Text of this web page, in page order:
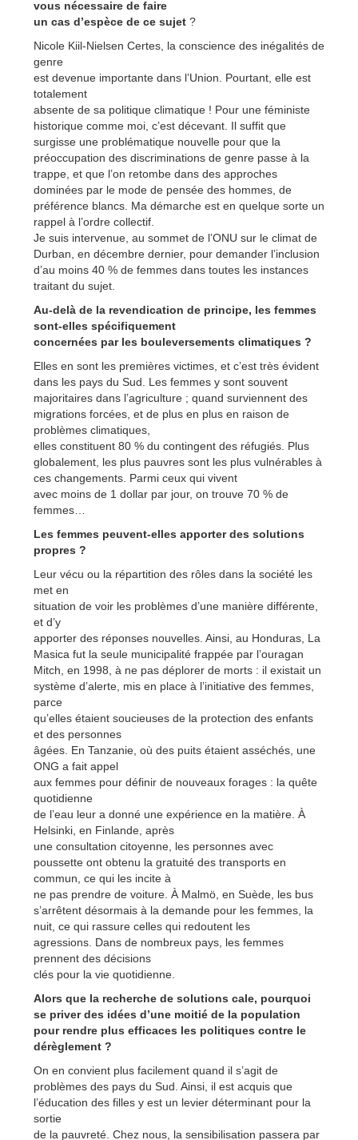
vous nécessaire de faire
un cas d’espèce de ce sujet ?
Nicole Kiil-Nielsen Certes, la conscience des inégalités de
genre
est devenue importante dans l’Union. Pourtant, elle est
totalement
absente de sa politique climatique ! Pour une féministe
historique comme moi, c’est décevant. Il suffit que
surgisse une problématique nouvelle pour que la
préoccupation des discriminations de genre passe à la
trappe, et que l’on retombe dans des approches
dominées par le mode de pensée des hommes, de
préférence blancs. Ma démarche est en quelque sorte un
rappel à l’ordre collectif.
Je suis intervenue, au sommet de l’ONU sur le climat de
Durban, en décembre dernier, pour demander l’inclusion
d’au moins 40 % de femmes dans toutes les instances
traitant du sujet.
Au-delà de la revendication de principe, les femmes
sont-elles spécifiquement
concernées par les bouleversements climatiques ?
Elles en sont les premières victimes, et c’est très évident
dans les pays du Sud. Les femmes y sont souvent
majoritaires dans l’agriculture ; quand surviennent des
migrations forcées, et de plus en plus en raison de
problèmes climatiques,
elles constituent 80 % du contingent des réfugiés. Plus
globalement, les plus pauvres sont les plus vulnérables à
ces changements. Parmi ceux qui vivent
avec moins de 1 dollar par jour, on trouve 70 % de
femmes…
Les femmes peuvent-elles apporter des solutions
propres ?
Leur vécu ou la répartition des rôles dans la société les
met en
situation de voir les problèmes d’une manière différente,
et d’y
apporter des réponses nouvelles. Ainsi, au Honduras, La
Masica fut la seule municipalité frappée par l’ouragan
Mitch, en 1998, à ne pas déplorer de morts : il existait un
système d’alerte, mis en place à l’initiative des femmes,
parce
qu’elles étaient soucieuses de la protection des enfants
et des personnes
âgées. En Tanzanie, où des puits étaient asséchés, une
ONG a fait appel
aux femmes pour définir de nouveaux forages : la quête
quotidienne
de l’eau leur a donné une expérience en la matière. À
Helsinki, en Finlande, après
une consultation citoyenne, les personnes avec
poussette ont obtenu la gratuité des transports en
commun, ce qui les incite à
ne pas prendre de voiture. À Malmö, en Suède, les bus
s’arrêtent désormais à la demande pour les femmes, la
nuit, ce qui rassure celles qui redoutent les
agressions. Dans de nombreux pays, les femmes
prennent des décisions
clés pour la vie quotidienne.
Alors que la recherche de solutions cale, pourquoi
se priver des idées d’une moitié de la population
pour rendre plus efficaces les politiques contre le
dérèglement ?
On en convient plus facilement quand il s’agit de
problèmes des pays du Sud. Ainsi, il est acquis que
l’éducation des filles y est un levier déterminant pour la
sortie
de la pauvreté. Chez nous, la sensibilisation passera par